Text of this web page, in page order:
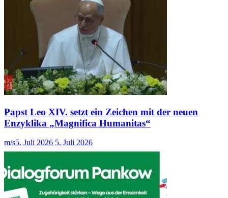
Papst Leo XIV. setzt ein Zeichen mit der neuen
Enzyklika „Magnifica Humanitas“
m/s5. Juli 2026 5. Juli 2026